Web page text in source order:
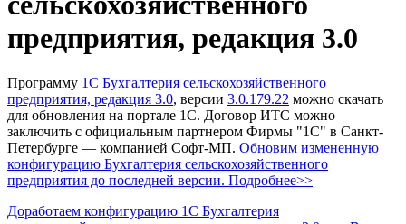
предприятия, редакция 3.0
Программу 1С Бухгалтерия сельскохозяйственного
предприятия, редакция 3.0, версии 3.0.179.22 можно скачать
для обновления на портале 1С. Договор ИТС можно
заключить с официальным партнером Фирмы "1С" в Санкт-
Петербурге — компанией Софт-МП. Обновим измененную
конфигурацию Бухгалтерия сельскохозяйственного
предприятия до последней версии. Подробнее>>
Доработаем конфигурацию 1С Бухгалтерия